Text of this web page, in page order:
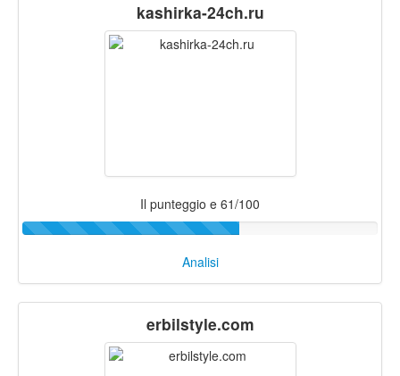
kashirka-24ch.ru
Il punteggio e 61/100
Analisi
erbilstyle.com